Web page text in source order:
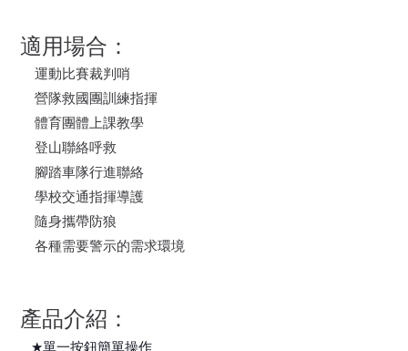
適用場合：
運動比賽裁判哨
營隊救國團訓練指揮
體育團體上課教學
登山聯絡呼救
腳踏車隊行進聯絡
學校交通指揮導護
隨身攜帶防狼
各種需要警示的需求環境
產品介紹：
★單一按鈕簡單操作